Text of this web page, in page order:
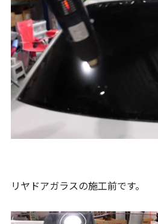
リヤドアガラスの施工前です。